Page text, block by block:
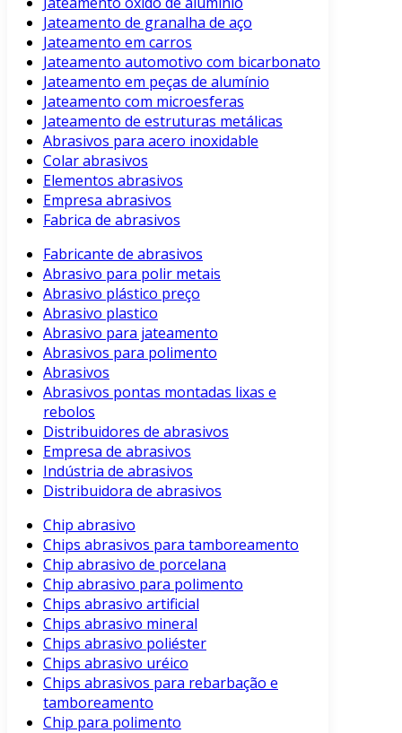
Jateamento de granalha de aço
Jateamento em carros
Jateamento automotivo com bicarbonato
Jateamento em peças de alumínio
Jateamento com microesferas
Jateamento de estruturas metálicas
Abrasivos para acero inoxidable
Colar abrasivos
Elementos abrasivos
Empresa abrasivos
Fabrica de abrasivos
Fabricante de abrasivos
Abrasivo para polir metais
Abrasivo plástico preço
Abrasivo plastico
Abrasivo para jateamento
Abrasivos para polimento
Abrasivos
Abrasivos pontas montadas lixas e
rebolos
Distribuidores de abrasivos
Empresa de abrasivos
Indústria de abrasivos
Distribuidora de abrasivos
Chip abrasivo
Chips abrasivos para tamboreamento
Chip abrasivo de porcelana
Chip abrasivo para polimento
Chips abrasivo artificial
Chips abrasivo mineral
Chips abrasivo poliéster
Chips abrasivo uréico
Chips abrasivos para rebarbação e
tamboreamento
Chip para polimento